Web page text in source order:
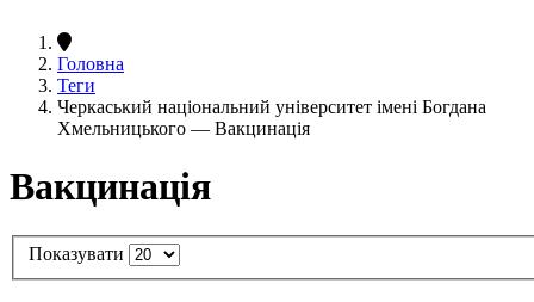
Головна
Теги
Черкаський національний університет імені Богдана
Хмельницького — Вакцинація
Вакцинація
Показувати